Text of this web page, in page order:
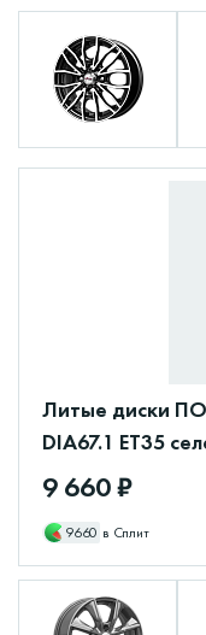
Литые диски
DIA67.1 ET35
9 660 ₽
9660 в Сплит